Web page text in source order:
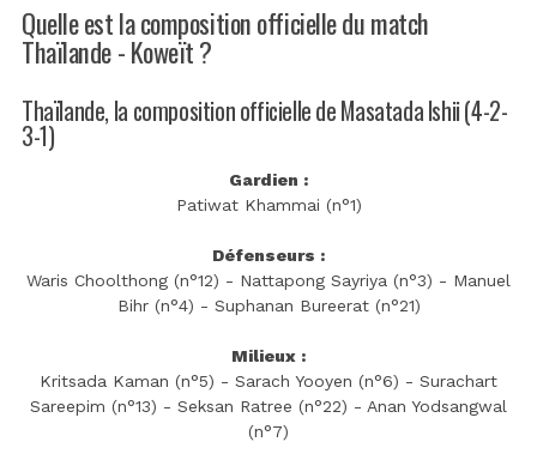
Quelle est la composition officielle du match
Thaïlande - Koweït ?
Thaïlande, la composition officielle de Masatada Ishii (4-2-
3-1)
Gardien :
Patiwat Khammai (n°1)
Défenseurs :
Waris Choolthong (n°12) - Nattapong Sayriya (n°3) - Manuel
Bihr (n°4) - Suphanan Bureerat (n°21)
Milieux :
Kritsada Kaman (n°5) - Sarach Yooyen (n°6) - Surachart
Sareepim (n°13) - Seksan Ratree (n°22) - Anan Yodsangwal
(n°7)